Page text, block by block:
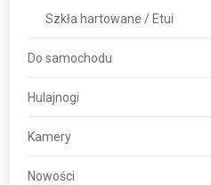
Szkła hartowane / Etui
Do samochodu
Hulajnogi
Kamery
Nowości